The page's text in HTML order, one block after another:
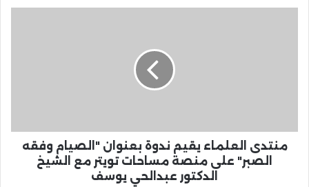
منتدى العلماء يقيم ندوة بعنوان "الصيام وفقه
الصبر" على منصة مساحات تويتر مع الشيخ
الدكتور عبدالحي يوسف